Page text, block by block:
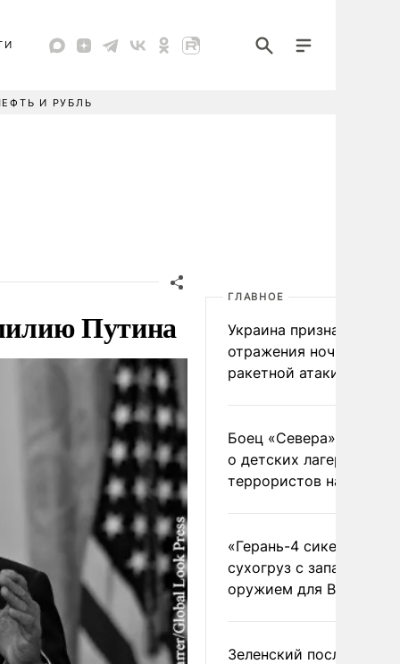
И РУБЛЬ
Путина
ГЛАВНОЕ
Украина признала
отражения ночной
ракетной атаки
Боец «Севера»
о детских лагерях
террористов на
«Герань-4 сикер»
сухогруз с западным
оружием для ВСУ
Зеленский после